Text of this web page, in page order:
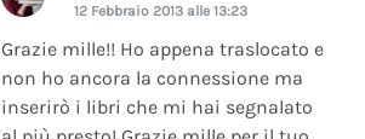
12 Febbraio 2013 alle 13:23
Grazie mille!! Ho appena traslocato e
non ho ancora la connessione ma
inserirò i libri che mi hai segnalato